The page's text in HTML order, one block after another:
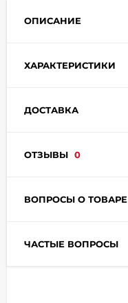
ОПИСАНИЕ
ХАРАКТЕРИСТИКИ
ДОСТАВКА
ОТЗЫВЫ 0
ВОПРОСЫ О ТОВАРЕ
ЧАСТЫЕ ВОПРОСЫ